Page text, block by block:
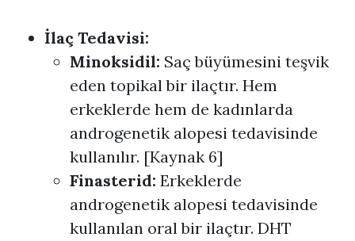
İlaç Tedavisi:
Minoksidil: Saç büyümesini teşvik
eden topikal bir ilaçtır. Hem
erkeklerde hem de kadınlarda
androgenetik alopesi tedavisinde
kullanılır. [Kaynak 6]
Finasterid: Erkeklerde
androgenetik alopesi tedavisinde
kullanılan oral bir ilaçtır. DHT